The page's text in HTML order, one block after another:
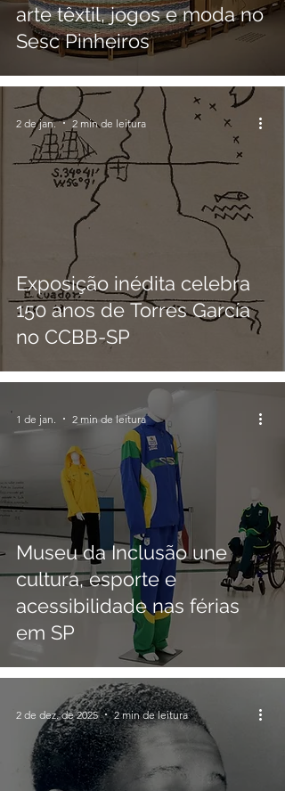
arte têxtil, jogos e moda no
Sesc Pinheiros
Exposição inédita celebra
150 anos de Torres García
no CCBB-SP
2 de jan. 2 min de leitura
Museu da Inclusão une
cultura, esporte e
acessibilidade nas férias
em SP
1 de jan. 2 min de leitura
2 de dez. de 2025 2 min de leitura